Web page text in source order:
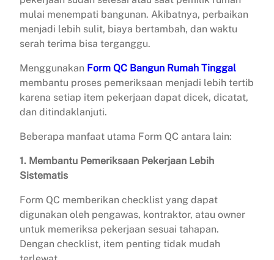
mulai menempati bangunan. Akibatnya, perbaikan
menjadi lebih sulit, biaya bertambah, dan waktu
serah terima bisa terganggu.
Menggunakan Form QC Bangun Rumah Tinggal
membantu proses pemeriksaan menjadi lebih tertib
karena setiap item pekerjaan dapat dicek, dicatat,
dan ditindaklanjuti.
Beberapa manfaat utama Form QC antara lain:
1. Membantu Pemeriksaan Pekerjaan Lebih
Sistematis
Form QC memberikan checklist yang dapat
digunakan oleh pengawas, kontraktor, atau owner
untuk memeriksa pekerjaan sesuai tahapan.
Dengan checklist, item penting tidak mudah